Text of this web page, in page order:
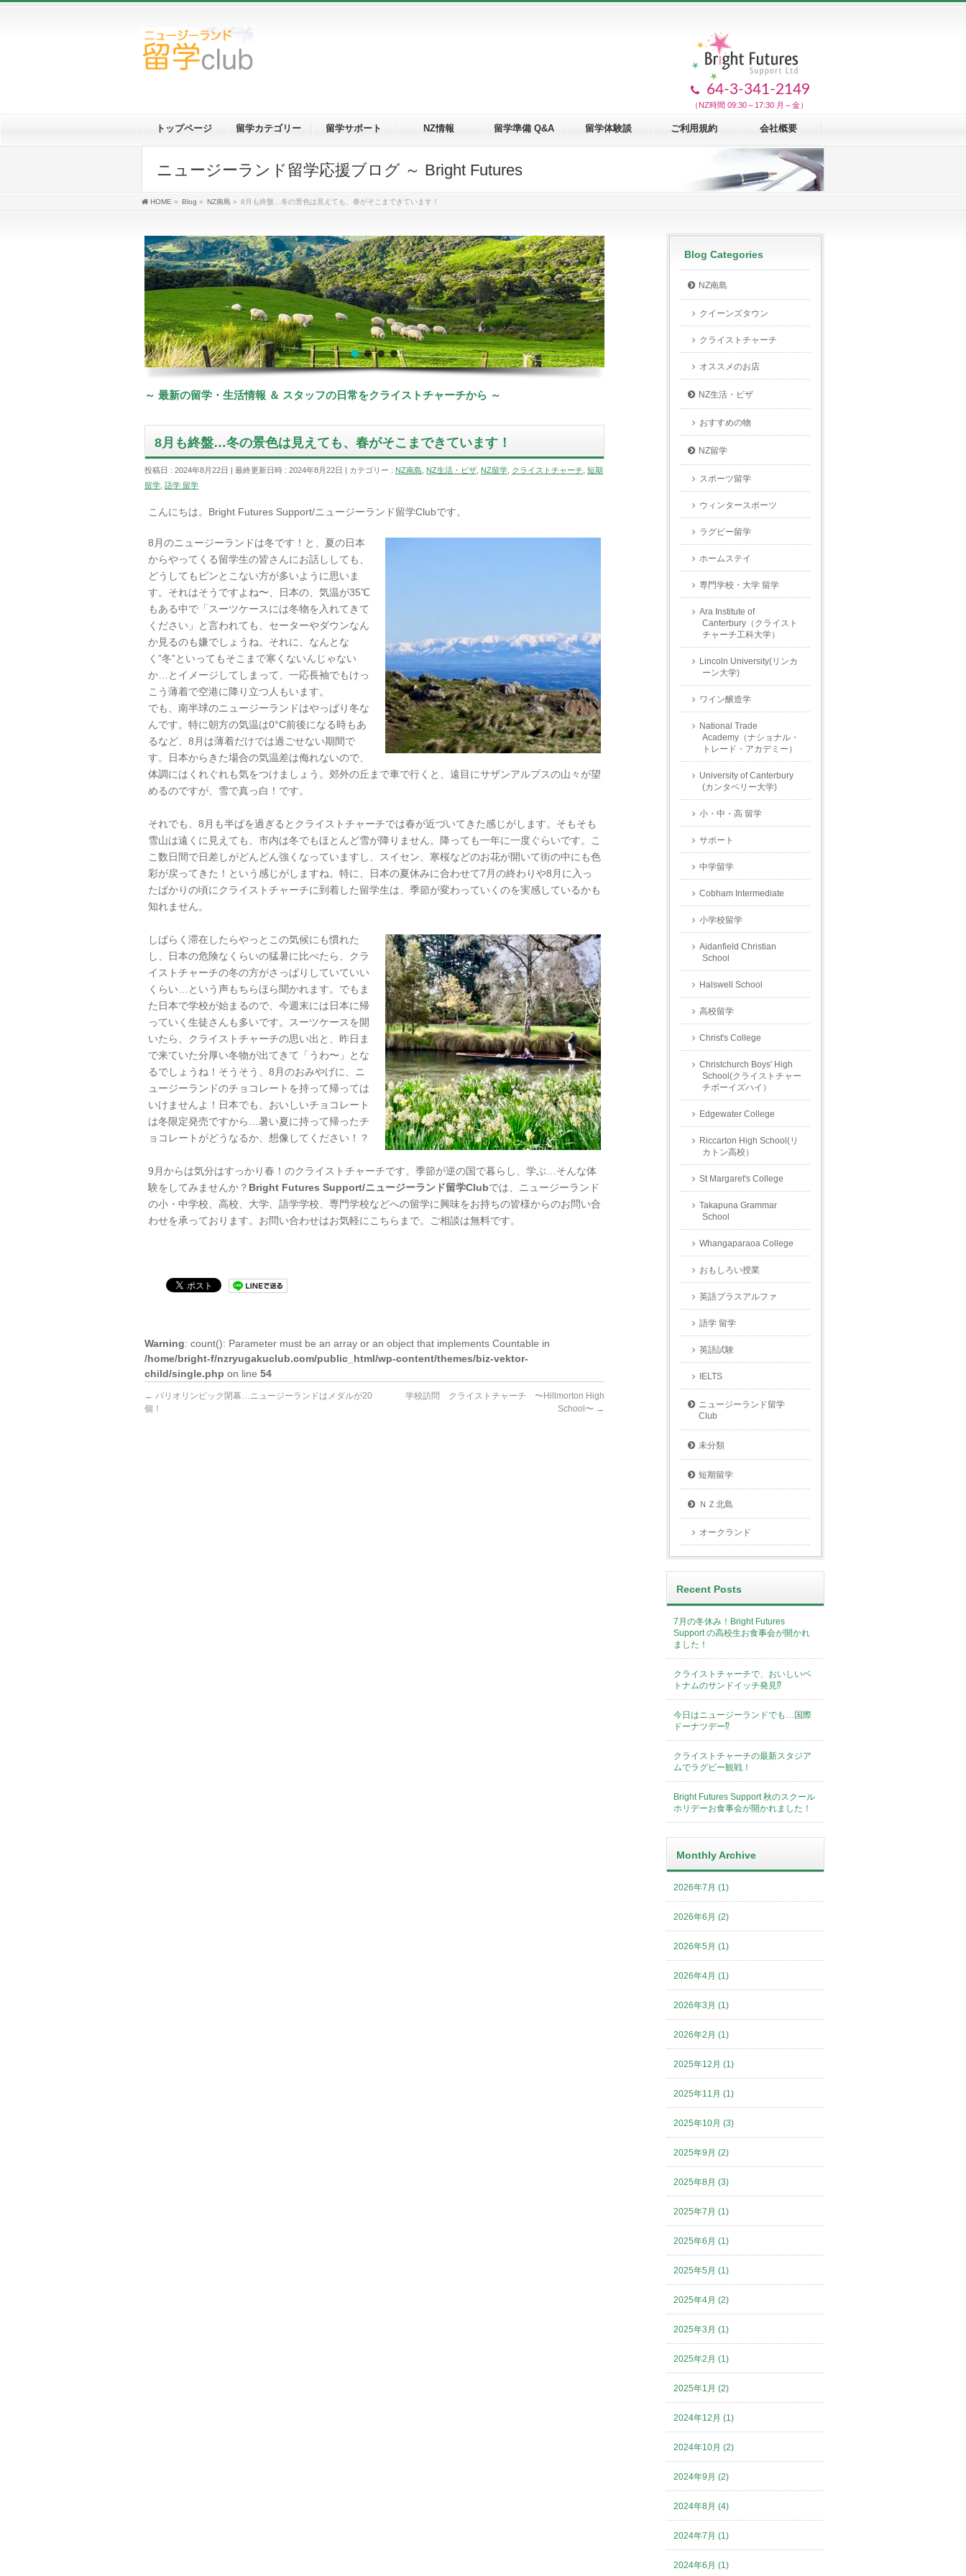
64-3-341-2149
（NZ時間 09:30～17:30 月～金）
トップページ 留学カテゴリー 留学サポート NZ情報 留学準備 Q&A 留学体験談 ご利用規約 会社概要
ニュージーランド留学応援ブログ ～ Bright Futures
HOME » Blog » NZ南島 » 8月も終盤…冬の景色は見えても、春がそこまできています！
～ 最新の留学・生活情報 ＆ スタッフの日常をクライストチャーチから ～
8月も終盤…冬の景色は見えても、春がそこまできています！
投稿日 : 2024年8月22日 最終更新日時 : 2024年8月22日 カテゴリー : NZ南島, NZ生活・ビザ, NZ留学, クライストチャーチ, 短期
留学, 語学 留学
こんにちは。Bright Futures Support/ニュージーランド留学Clubです。
8月のニュージーランドは冬です！と、夏の日本
からやってくる留学生の皆さんにお話ししても、
どうしてもピンとこない方が多いように思いま
す。それはそうですよね〜、日本の、気温が35℃
もある中で「スーツケースには冬物を入れてきて
ください」と言われても、セーターやダウンなん
か見るのも嫌でしょうね。それに、なんとな
く”冬”といってもそこまで寒くないんじゃない
か…とイメージしてしまって、一応長袖でもけっ
こう薄着で空港に降り立つ人もいます。
でも、南半球のニュージーランドはやっぱり冬な
んです。特に朝方の気温は0°C前後になる時もあ
るなど、8月は薄着だけでは過ごせない期間で
す。日本からきた場合の気温差は侮れないので、
体調にはくれぐれも気をつけましょう。郊外の丘まで車で行くと、遠目にサザンアルプスの山々が望
めるのですが、雪で真っ白！です。
それでも、8月も半ばを過ぎるとクライストチャーチでは春が近づいてきた感じがします。そもそも
雪山は遠くに見えても、市内は冬でもほとんど雪が降りません。降っても一年に一度ぐらいです。こ
こ数日間で日差しがどんどん強くなっていますし、スイセン、寒桜などのお花が開いて街の中にも色
彩が戻ってきた！という感じがしますね。特に、日本の夏休みに合わせて7月の終わりや8月に入っ
たばかりの頃にクライストチャーチに到着した留学生は、季節が変わっていくのを実感しているかも
知れません。
しばらく滞在したらやっとこの気候にも慣れた
し、日本の危険なくらいの猛暑に比べたら、クラ
イストチャーチの冬の方がさっぱりしていていい
くらい…という声もちらほら聞かれます。でもま
た日本で学校が始まるので、今週末には日本に帰
っていく生徒さんも多いです。スーツケースを開
いたら、クライストチャーチの思い出と、昨日ま
で来ていた分厚い冬物が出てきて「うわ〜」とな
るでしょうね！そうそう、8月のおみやげに、ニ
ュージーランドのチョコレートを持って帰っては
いけませんよ！日本でも、おいしいチョコレート
は冬限定発売ですから…暑い夏に持って帰ったチ
ョコレートがどうなるか、想像してください！？
9月からは気分はすっかり春！のクライストチャーチです。季節が逆の国で暮らし、学ぶ…そんな体
験をしてみませんか？ Bright Futures Support/ニュージーランド留学Clubでは、ニュージーランド
の小・中学校、高校、大学、語学学校、専門学校などへの留学に興味をお持ちの皆様からのお問い合
わせを承っております。お問い合わせはお気軽にこちらまで。ご相談は無料です。
Warning: count(): Parameter must be an array or an object that implements Countable in
/home/bright-f/nzryugakuclub.com/public_html/wp-content/themes/biz-vektor-
child/single.php on line 54
← パリオリンピック閉幕…ニュージーランドはメダルが20
個！
学校訪問 クライストチャーチ 〜Hillmorton High
School〜 →
Blog Categories
NZ南島
クイーンズタウン
クライストチャーチ
オススメのお店
NZ生活・ビザ
おすすめの物
NZ留学
スポーツ留学
ウィンタースポーツ
ラグビー留学
ホームステイ
専門学校・大学 留学
Ara Institute of
Canterbury（クライスト
チャーチ工科大学）
Lincoln University(リンカ
ーン大学)
ワイン醸造学
National Trade
Academy（ナショナル・
トレード・アカデミー）
University of Canterbury
(カンタベリー大学)
小・中・高 留学
サポート
中学留学
Cobham Intermediate
小学校留学
Aidanfield Christian
School
Halswell School
高校留学
Christ's College
Christchurch Boys' High
School(クライストチャー
チボーイズハイ）
Edgewater College
Riccarton High School(リ
カトン高校）
St Margaret's College
Takapuna Grammar
School
Whangaparaoa College
おもしろい授業
英語プラスアルファ
語学 留学
英語試験
IELTS
ニュージーランド留学
Club
未分類
短期留学
ＮＺ北島
オークランド
Recent Posts
7月の冬休み！Bright Futures
Support の高校生お食事会が開かれ
ました！
クライストチャーチで、おいしいベ
トナムのサンドイッチ発見⁉︎
今日はニュージーランドでも…国際
ドーナツデー⁉︎
クライストチャーチの最新スタジア
ムでラグビー観戦！
Bright Futures Support 秋のスクール
ホリデーお食事会が開かれました！
Monthly Archive
2026年7月 (1)
2026年6月 (2)
2026年5月 (1)
2026年4月 (1)
2026年3月 (1)
2026年2月 (1)
2025年12月 (1)
2025年11月 (1)
2025年10月 (3)
2025年9月 (2)
2025年8月 (3)
2025年7月 (1)
2025年6月 (1)
2025年5月 (1)
2025年4月 (2)
2025年3月 (1)
2025年2月 (1)
2025年1月 (2)
2024年12月 (1)
2024年10月 (2)
2024年9月 (2)
2024年8月 (4)
2024年7月 (1)
2024年6月 (1)